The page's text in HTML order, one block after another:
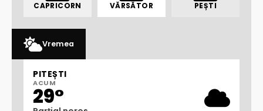
CAPRICORN VĂRSĂTOR PEȘTI
Vremea
PITEȘTI
ACUM
29°